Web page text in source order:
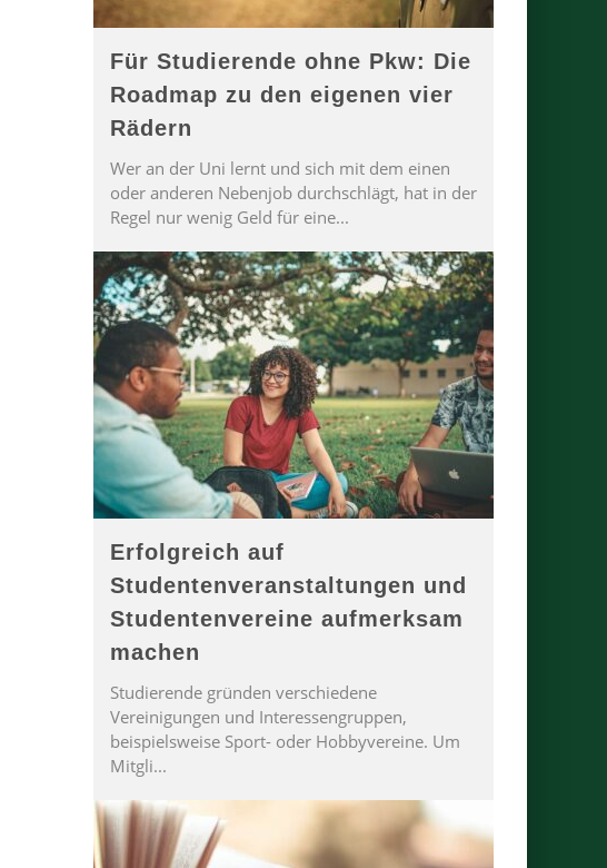
Für Studierende ohne Pkw: Die
Roadmap zu den eigenen vier
Rädern
Wer an der Uni lernt und sich mit dem einen
oder anderen Nebenjob durchschlägt, hat in der
Regel nur wenig Geld für eine...
Erfolgreich auf
Studentenveranstaltungen und
Studentenvereine aufmerksam
machen
Studierende gründen verschiedene
Vereinigungen und Interessengruppen,
beispielsweise Sport- oder Hobbyvereine. Um
Mitgli...